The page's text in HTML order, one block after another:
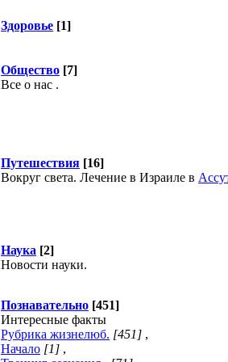
Здоровье [1]
Общество [7]
Все о нас .
Путешествия [16]
Вокруг света. Лечение в Израиле в
Наука [2]
Новости науки.
Познавательно [451]
Интересные факты
Рубрика жизнелюб. [451] ,
Начало [1] ,